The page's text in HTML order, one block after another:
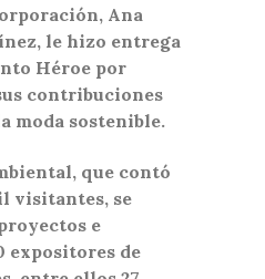
Ana
le hizo entrega
Héroe por
contribuciones
moda sostenible.
que contó
visitantes, se
e
expositores de